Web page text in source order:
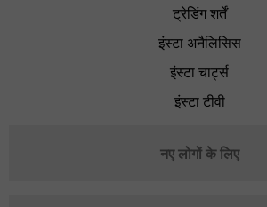
ट्रेडिंग शर्तें
इंस्टा अनैलिसिस
इंस्टा चार्ट्स
इंस्टा टीवी
नए लोगों के लिए